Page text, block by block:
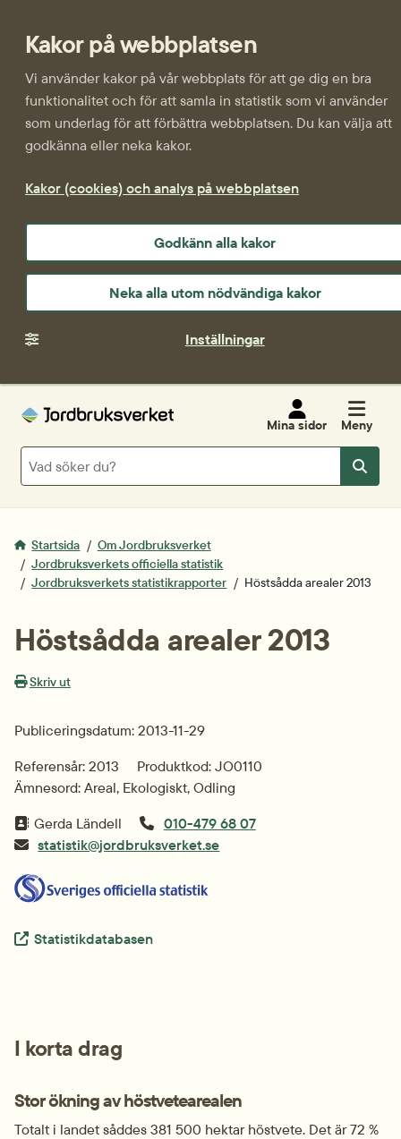
Kakor på webbplatsen
Vi använder kakor på vår webbplats för att ge dig en bra
funktionalitet och för att samla in statistik som vi använder
som underlag för att förbättra webbplatsen. Du kan välja att
godkänna eller neka kakor.
Kakor (cookies) och analys på webbplatsen
Godkänn alla kakor
Neka alla utom nödvändiga kakor
Inställningar
Mina sidor Meny
Sök
Sök
Startsida
Om Jordbruksverket
Jordbruksverkets officiella statistik
Jordbruksverkets statistikrapporter
Höstsådda arealer 2013
Höstsådda arealer 2013
Skriv ut
Publiceringsdatum: 2013-11-29
Referensår: 2013
Produktkod: JO0110
Ämnesord: Areal, Ekologiskt, Odling
Gerda Ländell
010-479 68 07
statistik@jordbruksverket.se
Extern länk.
Statistikdatabasen
I korta drag
Stor ökning av höstvetearealen
Totalt i landet såddes 381 500 hektar höstvete. Det är 72 %